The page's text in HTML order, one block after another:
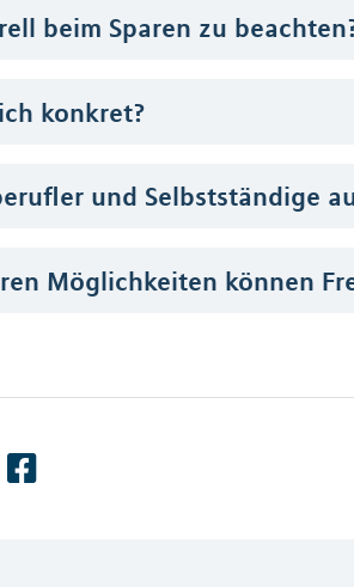
beim Sparen zu
konkret?
und Selbstständige
Möglichkeiten können